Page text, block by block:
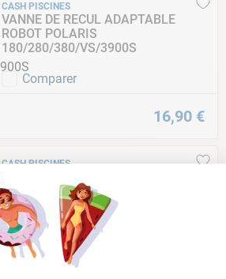
CASH PISCINES
VANNE DE RECUL ADAPTABLE
ROBOT POLARIS
180/280/380/VS/3900S
Comparer
16,90 €
CASH PISCINES
ADAPTABLE POUR ROBOT POLARIS
180/280/380/360/3900S/VS - LOT
DE 10
Comparer